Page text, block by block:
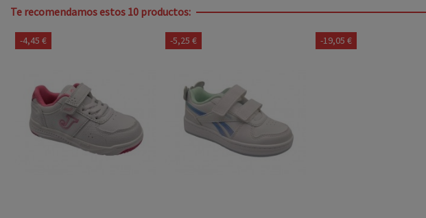
Te recomendamos estos 10 productos:
-4,45 € -5,25 € -19,05 €